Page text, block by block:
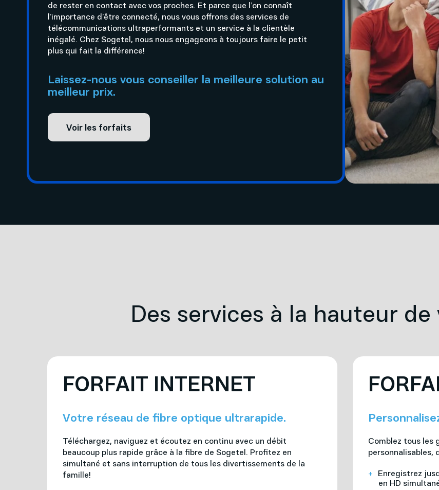
de rester en contact avec vos proches. Et parce que l’on connaît
l’importance d’être connecté, nous vous offrons des services de
télécommunications ultraperformants et un service à la clientèle
inégalé. Chez Sogetel, nous nous engageons à toujours faire le petit
plus qui fait la différence!
Laissez-nous vous conseiller la meilleure solution au
meilleur prix.
Voir les forfaits
Des services à la hauteur de
FORFAIT INTERNET
Votre réseau de fibre optique ultrarapide.
Téléchargez, naviguez et écoutez en continu avec un débit
beaucoup plus rapide grâce à la fibre de Sogetel. Profitez en
simultané et sans interruption de tous les divertissements de la
famille!
Comblez tous les
personnalisables,
Enregistrez
en HD